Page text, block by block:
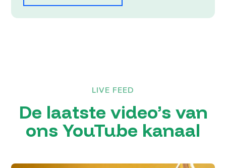
LIVE FEED
De laatste video’s van
ons YouTube kanaal